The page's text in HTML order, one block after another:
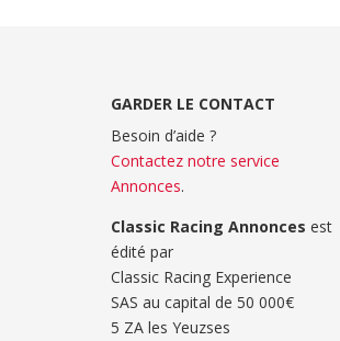
GARDER LE CONTACT
Besoin d’aide ?
Contactez notre service
Annonces.
Classic Racing Annonces est
édité par
Classic Racing Experience
SAS au capital de 50 000€
5 ZA les Yeuzses